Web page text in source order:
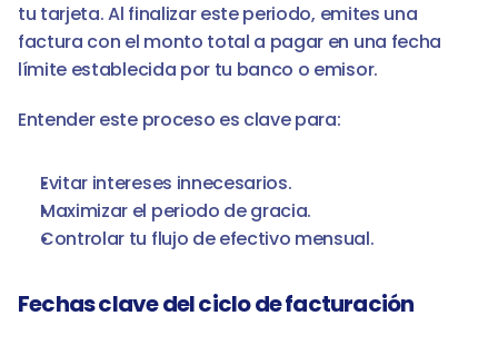
tu tarjeta. Al finalizar este periodo, emites una
factura con el monto total a pagar en una fecha
límite establecida por tu banco o emisor.
Entender este proceso es clave para:
Evitar intereses innecesarios.
Maximizar el periodo de gracia.
Controlar tu flujo de efectivo mensual.
Fechas clave del ciclo de facturación